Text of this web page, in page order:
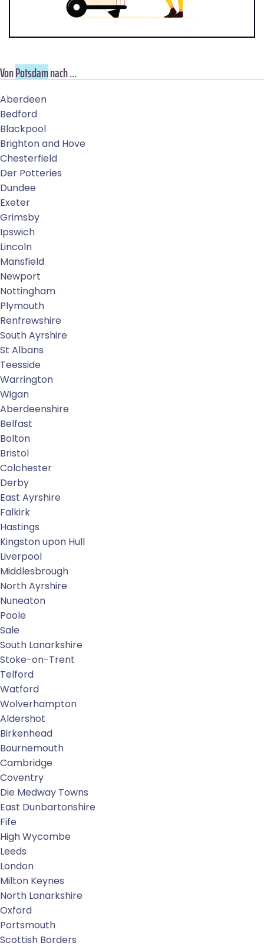
VonPotsdamnach ...
Aberdeen
Bedford
Blackpool
Brighton and Hove
Chesterfield
Der Potteries
Dundee
Exeter
Grimsby
Ipswich
Lincoln
Mansfield
Newport
Nottingham
Plymouth
Renfrewshire
South Ayrshire
St Albans
Teesside
Warrington
Wigan
Aberdeenshire
Belfast
Bolton
Bristol
Colchester
Derby
East Ayrshire
Falkirk
Hastings
Kingston upon Hull
Liverpool
Middlesbrough
North Ayrshire
Nuneaton
Poole
Sale
South Lanarkshire
Stoke-on-Trent
Telford
Watford
Wolverhampton
Aldershot
Birkenhead
Bournemouth
Cambridge
Coventry
Die Medway Towns
East Dunbartonshire
Fife
High Wycombe
Leeds
London
Milton Keynes
North Lanarkshire
Oxford
Portsmouth
Scottish Borders